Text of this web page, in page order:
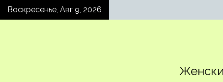
SkipВоскресенье, Авг 9, 2026